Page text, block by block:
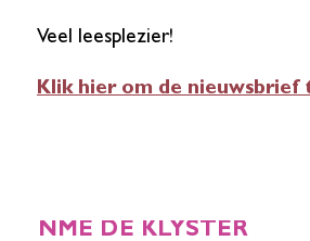
Veel leesplezier!
Klik hier om de nieuwsbrief
NME DE KLYSTER